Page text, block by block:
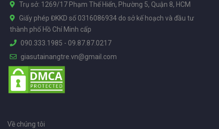
Trụ sở: 1269/17 Phạm Thế Hiển, Phường 5, Quận 8, HCM
Giấy phép ĐKKD số 0316086934 do sở kế hoạch và đầu tư
thành phố Hồ Chí Minh cấp
090.333.1985 - 09.87.87.0217
giasutainangtre.vn@gmail.com
Về chúng tôi